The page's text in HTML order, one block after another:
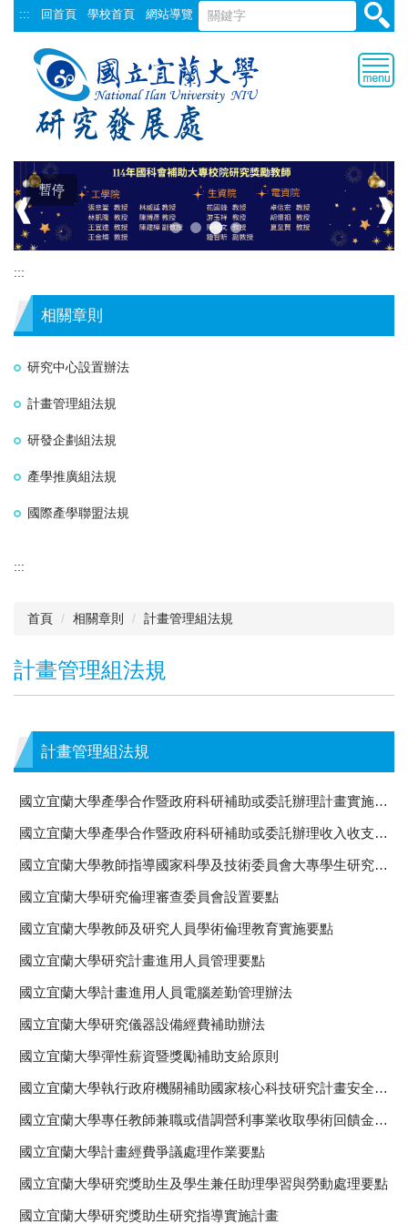
跳
到
::: 回首頁 學校首頁 網站導覽
暫停
❰ ❱
:::
相關章則
研究中心設置辦法
計畫管理組法規
研發企劃組法規
產學推廣組法規
國際產學聯盟法規
:::
首頁 相關章則 計畫管理組法規
計畫管理組法規
計畫管理組法規
國立宜蘭大學產學合作暨政府科研補助或委託辦理計畫實施要點
國立宜蘭大學產學合作暨政府科研補助或委託辦理收入收支管理要點
國立宜蘭大學教師指導國家科學及技術委員會大專學生研究計畫獎勵要點
國立宜蘭大學研究倫理審查委員會設置要點
國立宜蘭大學教師及研究人員學術倫理教育實施要點
國立宜蘭大學研究計畫進用人員管理要點
國立宜蘭大學計畫進用人員電腦差勤管理辦法
國立宜蘭大學研究儀器設備經費補助辦法
國立宜蘭大學彈性薪資暨獎勵補助支給原則
國立宜蘭大學執行政府機關補助國家核心科技研究計畫安全管制作業要點
國立宜蘭大學專任教師兼職或借調營利事業收取學術回饋金處理原則
國立宜蘭大學計畫經費爭議處理作業要點
國立宜蘭大學研究獎助生及學生兼任助理學習與勞動處理要點
國立宜蘭大學研究獎助生研究指導實施計畫